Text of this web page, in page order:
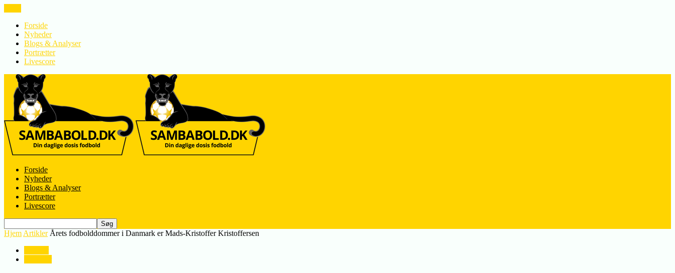
Forside
Nyheder
Blogs & Analyser
Portrætter
Livescore
Forside
Nyheder
Blogs & Analyser
Portrætter
Livescore
Hjem Artikler Årets fodbolddommer i Danmark er Mads-Kristoffer Kristoffersen